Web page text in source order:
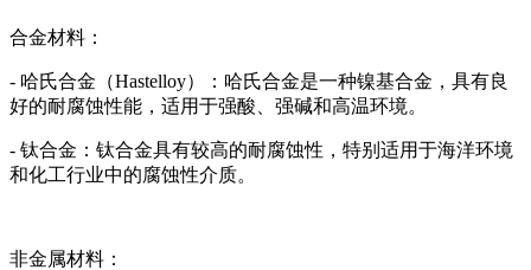
合金材料：
- 哈氏合金（Hastelloy）：哈氏合金是一种镍基合金，具有良
好的耐腐蚀性能，适用于强酸、强碱和高温环境。
- 钛合金：钛合金具有较高的耐腐蚀性，特别适用于海洋环境
和化工行业中的腐蚀性介质。
非金属材料：